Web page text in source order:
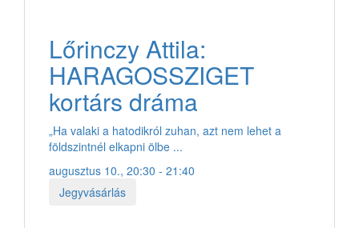
Lőrinczy Attila:
HARAGOSSZIGET
kortárs dráma
„Ha valaki a hatodikról zuhan, azt nem lehet a
földszintnél elkapni ölbe ...
augusztus 10., 20:30 - 21:40
Jegyvásárlás